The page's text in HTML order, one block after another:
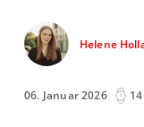
Helene
06. Januar 2026